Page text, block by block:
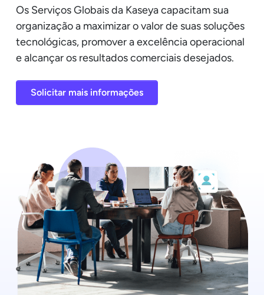
Os Serviços Globais da Kaseya capacitam sua
organização a maximizar o valor de suas soluções
tecnológicas, promover a excelência operacional
e alcançar os resultados comerciais desejados.
Solicitar mais informações